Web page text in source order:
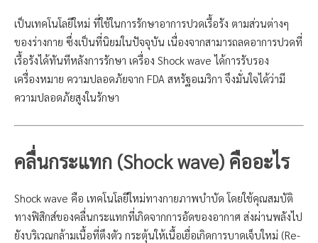
เป็นเทคโนโลยีใหม่ ที่ใช้ในการรักษาอาการปวดเรื้อรัง ตามส่วนต่างๆ
ของร่างกาย ซึ่งเป็นที่นิยมในปัจจุบัน เนื่องจากสามารถลดอาการปวดที่
เรื้อรังได้ทันทีหลังการรักษา เครื่อง Shock wave ได้การรับรอง
เครื่องหมาย ความปลอดภัยจาก FDA สหรัฐอเมริกา จึงมั่นใจได้ว่ามี
ความปลอดภัยสูงในรักษา
คลื่นกระแทก (Shock wave) คืออะไร
Shock wave คือ เทคโนโลยีใหม่ทางกายภาพบำบัด โดยใช้คุณสมบัติ
ทางฟิสิกส์ของคลื่นกระแทกที่เกิดจากการอัดของอากาศ ส่งผ่านพลังไป
ยังบริเวณกล้ามเนื้อที่ตึงตัว กระตุ้นให้เนื้อเยื่อเกิดการบาดเจ็บใหม่ (Re-